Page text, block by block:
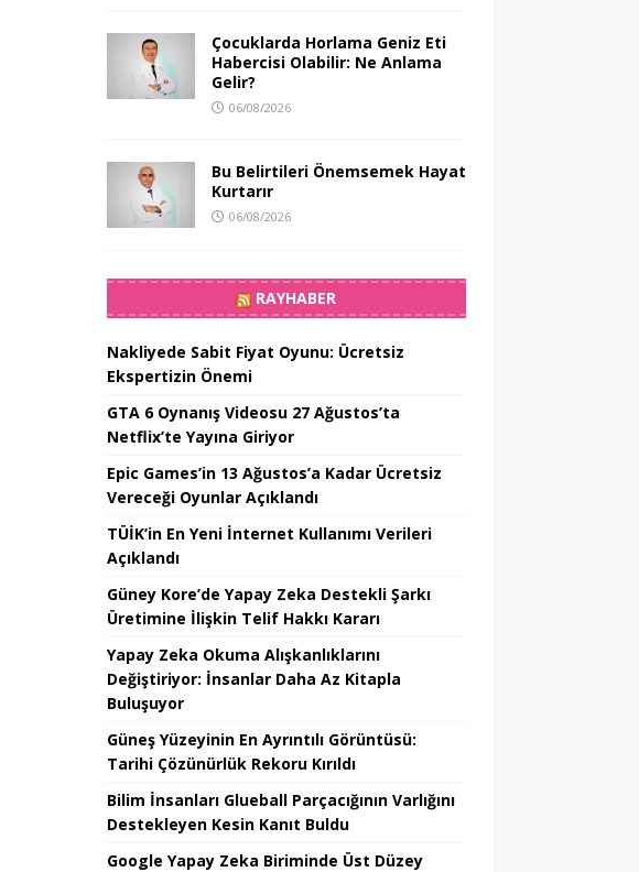
Çocuklarda Horlama Geniz Eti
Habercisi Olabilir: Ne Anlama
Gelir?
06/08/2026
Bu Belirtileri Önemsemek Hayat
Kurtarır
06/08/2026
RAYHABER
Nakliyede Sabit Fiyat Oyunu: Ücretsiz
Ekspertizin Önemi
GTA 6 Oynanış Videosu 27 Ağustos’ta
Netflix’te Yayına Giriyor
Epic Games’in 13 Ağustos’a Kadar Ücretsiz
Vereceği Oyunlar Açıklandı
TÜİK’in En Yeni İnternet Kullanımı Verileri
Açıklandı
Güney Kore’de Yapay Zeka Destekli Şarkı
Üretimine İlişkin Telif Hakkı Kararı
Yapay Zeka Okuma Alışkanlıklarını
Değiştiriyor: İnsanlar Daha Az Kitapla
Buluşuyor
Güneş Yüzeyinin En Ayrıntılı Görüntüsü:
Tarihi Çözünürlük Rekoru Kırıldı
Bilim İnsanları Glueball Parçacığının Varlığını
Destekleyen Kesin Kanıt Buldu
Google Yapay Zeka Biriminde Üst Düzey